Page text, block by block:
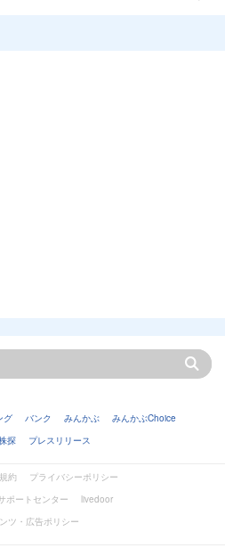
グ バンク みんかぶ
みんかぶChoice
探 プレスリリース
約
プライバシーポリシー
ポートセンター
livedoor
ツ・広告ポリシー